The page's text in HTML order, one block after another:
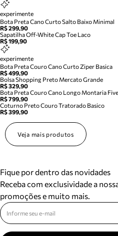
experimente
Bota Preta Cano Curto Salto Baixo Minimal
R$ 299,90
Sapatilha Off-White Cap Toe Laco
R$ 199,90
experimente
Bota Preta Couro Cano Curto Ziper Basica
R$ 499,90
Bolsa Shopping Preto Mercato Grande
R$ 329,90
Bota Preta Couro Cano Longo Montaria
R$ 799,90
Coturno Preto Couro Tratorado Basico
R$ 399,90
Veja mais produtos
Fique por dentro das novidades
Receba com exclusividade a
promoções e muito mais.